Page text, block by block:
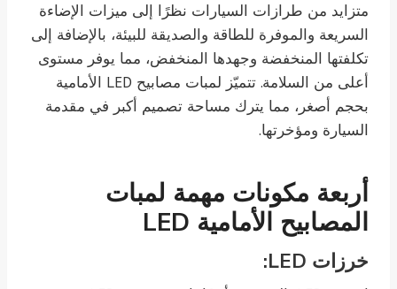
متزايد من طرازات السيارات نظرًا إلى ميزات الإضاءة
السريعة والموفرة للطاقة والصديقة للبيئة، بالإضافة إلى
تكلفتها المنخفضة وجهدها المنخفض، مما يوفر مستوى
أعلى من السلامة. تتميّز لمبات مصابيح LED الأمامية
بحجم أصغر، مما يترك مساحة تصميم أكبر في مقدمة
السيارة ومؤخرتها.
أربعة مكونات مهمة لمبات
المصابيح الأمامية LED
خرزات LED: